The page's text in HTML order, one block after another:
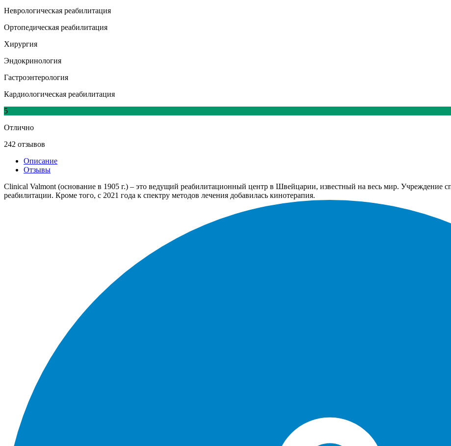
Неврологическая реабилитация
Ортопедическая реабилитация
Хирургия
Эндокринология
Гастроэнтерология
Кардиологическая реабилитация
5
Отлично
242 отзывов
Описание
Отзывы
Clinical Valmont (основание в 1905 г.) – это ведущий реабилитационный центр в Швейцарии, известный на весь мир. Учреждение
реабилитации. Кроме того, с 2021 года к спектру методов лечения добавилась кинотерапия.